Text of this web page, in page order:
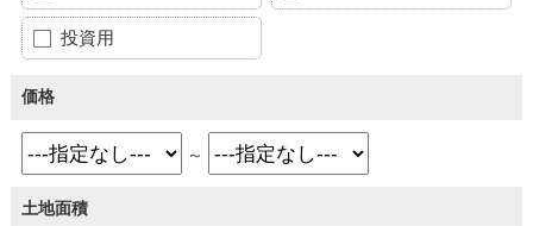
投資用
価格
～
土地面積